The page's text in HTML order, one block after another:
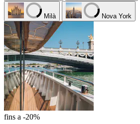
Milà Nova York
fins a -20%